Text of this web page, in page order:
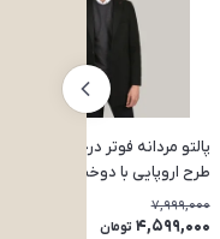
پالتو مردانه فوتر درجه یک مشکی
طرح اروپایی با دوخت صنعتی و
سایزبندی کامل مدل PA84
7,999,000
4,599,000 تومان